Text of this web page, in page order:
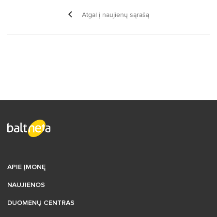
Atgal į naujienų sąrašą
APIE ĮMONĘ
NAUJIENOS
DUOMENŲ CENTRAS